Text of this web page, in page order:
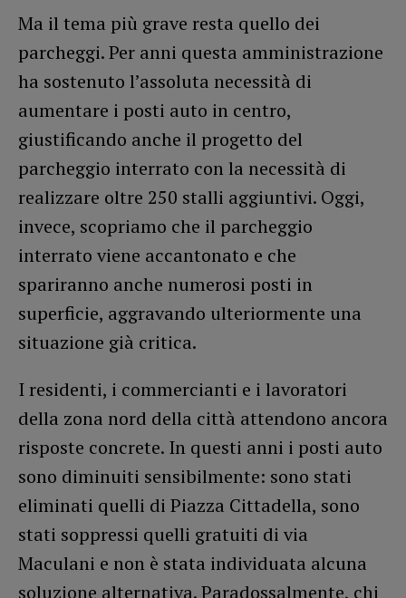
Ma il tema più grave resta quello dei
parcheggi. Per anni questa amministrazione
ha sostenuto l’assoluta necessità di
aumentare i posti auto in centro,
giustificando anche il progetto del
parcheggio interrato con la necessità di
realizzare oltre 250 stalli aggiuntivi. Oggi,
invece, scopriamo che il parcheggio
interrato viene accantonato e che
spariranno anche numerosi posti in
superficie, aggravando ulteriormente una
situazione già critica.
I residenti, i commercianti e i lavoratori
della zona nord della città attendono ancora
risposte concrete. In questi anni i posti auto
sono diminuiti sensibilmente: sono stati
eliminati quelli di Piazza Cittadella, sono
stati soppressi quelli gratuiti di via
Maculani e non è stata individuata alcuna
soluzione alternativa. Paradossalmente, chi